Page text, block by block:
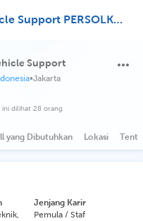
Conventional/Electric Vehicle Support PERSOLKELLY Recruitment Indonesia
Support
•Jakarta
ini dilihat 28 orang
yang Dibutuhkan Lokasi
Jenjang Karir
Pemula / Staf